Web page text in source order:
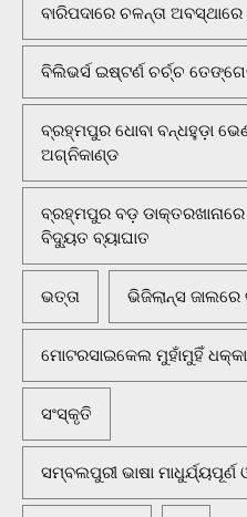
ବାରିପଦାରେ ଚଳନ୍ତା
ବିଲିଭର୍ସ ଇଷ୍ଟର୍ଣ ଚର୍ଚ୍ଚ
ବ୍ରହ୍ମପୁର ଧୋବା ବନ୍ଧହୁଡ଼ା
ଅଗ୍ନିକାଣ୍ଡ
ବ୍ରହ୍ମପୁର ବଡ଼
ବିଦ୍ୟୁତ ବ୍ୟାଘାତ
ଭତ୍ତା ଭିଜିଲାନ୍ସ ଜାଲରେ
ମୋଟରସାଇକେଲ ମୁହାଁମୁହିଁ ଧକ୍କା
ସଂସ୍କୃତି
ସମ୍ବଲପୁରୀ ଭାଷା